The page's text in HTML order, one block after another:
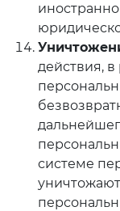
действия, в
системе